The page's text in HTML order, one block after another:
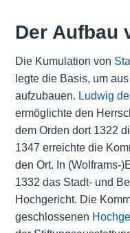
Der Aufbau
Die Kumulation von
legte die Basis, um
aufzubauen. Ludwig
ermöglichte den
dem Orden dort 1322
1347 erreichte die
den Ort. In (Wolframs-
1332 das Stadt- und
Hochgericht. Die
geschlossenen